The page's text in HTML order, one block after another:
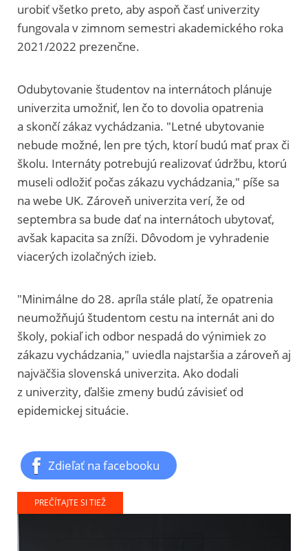
urobiť všetko preto, aby aspoň časť univerzity
fungovala v zimnom semestri akademického roka
2021/2022 prezenčne.
Odubytovanie študentov na internátoch plánuje
univerzita umožniť, len čo to dovolia opatrenia
a skončí zákaz vychádzania. "Letné ubytovanie
nebude možné, len pre tých, ktorí budú mať prax či
školu. Internáty potrebujú realizovať údržbu, ktorú
museli odložiť počas zákazu vychádzania," píše sa
na webe UK. Zároveň univerzita verí, že od
septembra sa bude dať na internátoch ubytovať,
avšak kapacita sa zníži. Dôvodom je vyhradenie
viacerých izolačných izieb.
"Minimálne do 28. apríla stále platí, že opatrenia
neumožňujú študentom cestu na internát ani do
školy, pokiaľ ich odbor nespadá do výnimiek zo
zákazu vychádzania," uviedla najstaršia a zároveň aj
najväčšia slovenská univerzita. Ako dodali
z univerzity, ďalšie zmeny budú závisieť od
epidemickej situácie.
Zdieľať na facebooku
PREČÍTAJTE SI TIEŽ